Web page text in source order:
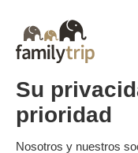
Vacaciones en camping en
Destinos
Vacaciones de esquí en Francia
Familytrip
¿Quiénes somos?
Su
prioridad
Nosotros y nuestros